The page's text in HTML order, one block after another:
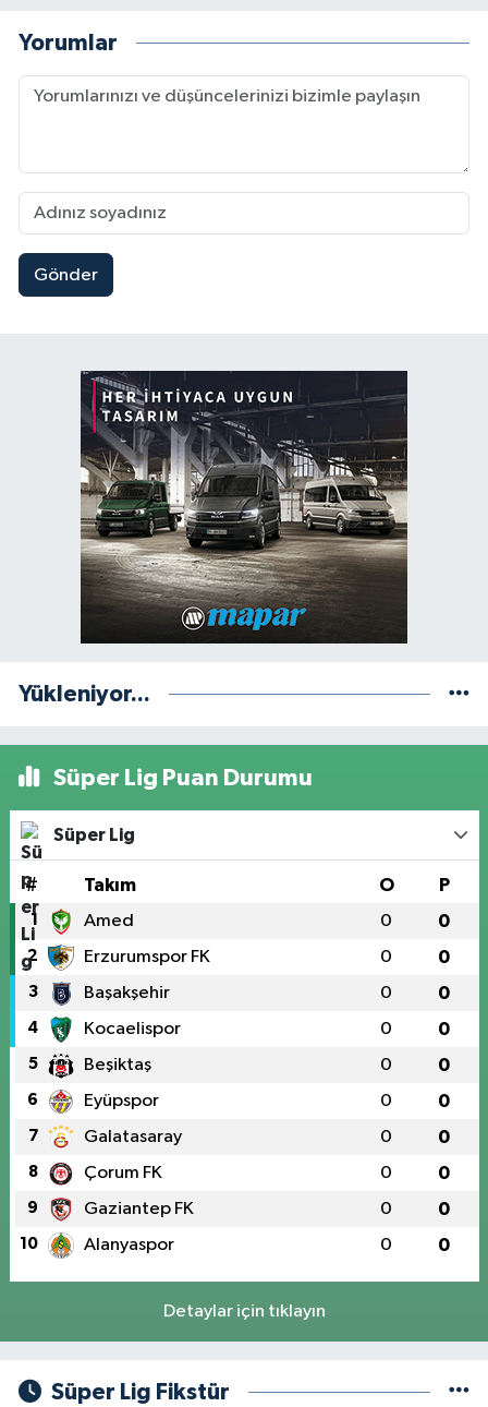
Yorumlar
Gönder
Yükleniyor...
Süper Lig Puan Durumu
Süper Lig
# Takım O P
1 Amed 0 0
2 Erzurumspor FK 0 0
3 Başakşehir 0 0
4 Kocaelispor 0 0
5 Beşiktaş 0 0
6 Eyüpspor 0 0
7 Galatasaray 0 0
8 Çorum FK 0 0
9 Gaziantep FK 0 0
10 Alanyaspor 0 0
Detaylar için tıklayın
Süper Lig Fikstür